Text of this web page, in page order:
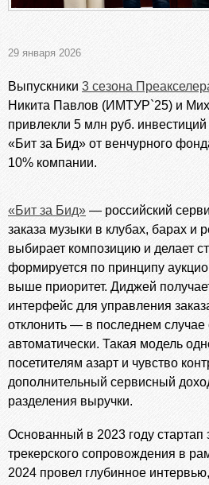
29 января 2026
Выпускники 3 сезона
Никита Павлов (ИМТУР`25) и
привлекли 5 млн руб. инвестиций
«Бит за Бид» от венчурного
10% компании.
«Бит за Бид» — российский
заказа музыки в клубах, барах и
выбирает композицию и делает
формируется по принципу
выше приоритет. Диджей
интерфейс для управления
отклонить — в последнем случае
автоматически. Такая модель
посетителям азарт и чувство
дополнительный сервисный
разделения выручки.
Основанный в 2023 году стартап
трекерского сопровождения в
2024 провел глубинное